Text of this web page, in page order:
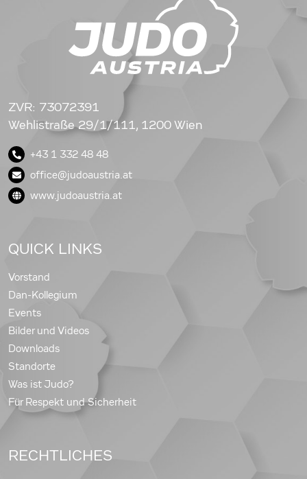
ZVR: 73072391
Wehlistraße 29/1/111, 1200 Wien
+43 1 332 48 48
office@judoaustria.at
www.judoaustria.at
QUICK LINKS
Vorstand
Dan-Kollegium
Events
Bilder und Videos
Downloads
Standorte
Was ist Judo?
Für Respekt und Sicherheit
RECHTLICHES